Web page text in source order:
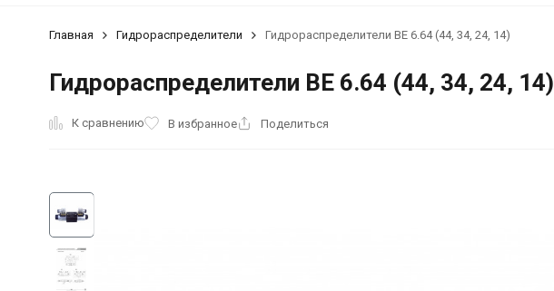
Главная Гидрораспределители Гидрораспределители ВЕ 6.64 (44, 34, 24, 14)
Гидрораспределители ВЕ 6.64 (44, 34, 24, 14)
К сравнению В избранное Поделиться